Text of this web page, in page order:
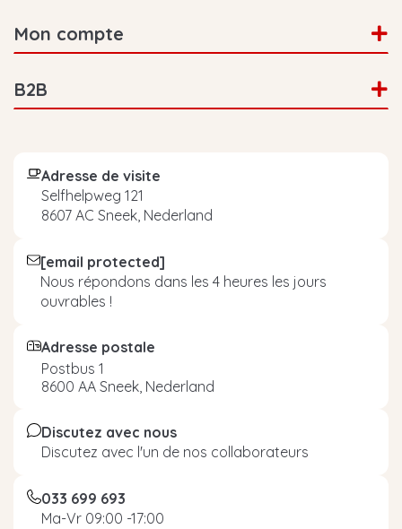
Mon compte
B2B
Adresse de visite
Selfhelpweg 121
8607 AC Sneek, Nederland
[email protected]
Nous répondons dans les 4 heures les jours
ouvrables !
Adresse postale
Postbus 1
8600 AA Sneek, Nederland
Discutez avec nous
Discutez avec l'un de nos collaborateurs
033 699 693
Ma-Vr 09:00 -17:00